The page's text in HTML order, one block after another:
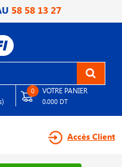
58 58 13 27
0 VOTRE PANIER
0.000 DT
Accès Client